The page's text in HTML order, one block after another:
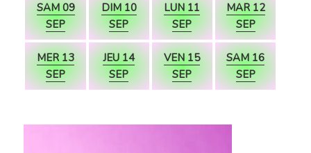
SAM 09
SEP
DIM 10
SEP
LUN 11
SEP
MAR 12
SEP
MER 13
SEP
JEU 14
SEP
VEN 15
SEP
SAM 16
SEP